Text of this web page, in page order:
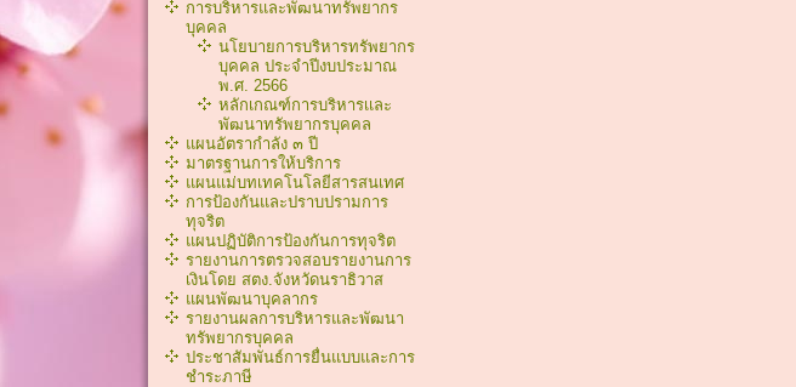
การบริหารและพัฒนาทรัพยากร
บุคคล
นโยบายการบริหารทรัพยากร
บุคคล ประจำปีงบประมาณ
พ.ศ. 2566
หลักเกณฑ์การบริหารเเละ
พัฒนาทรัพยากรบุคคล
แผนอัตรากำลัง ๓ ปี
มาตรฐานการให้บริการ
แผนแม่บทเทคโนโลยีสารสนเทศ
การป้องกันและปราบปรามการ
ทุจริต
แผนปฏิบัติการป้องกันการทุจริต
รายงานการตรวจสอบรายงานการ
เงินโดย สตง.จังหวัดนราธิวาส
แผนพัฒนาบุคลากร
รายงานผลการบริหารและพัฒนา
ทรัพยากรบุคคล
ประชาสัมพันธ์การยื่นแบบและการ
ชำระภาษี